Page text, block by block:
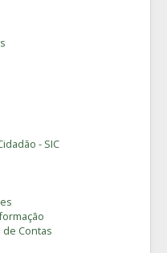
- SIC
Contas